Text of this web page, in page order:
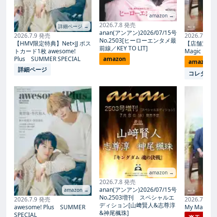
詳細ページ →
2026.7.9 発売
【HMV限定特典】Net×JJ ポス
トカード1枚 awesome!
Plus SUMMER SPECIAL
詳細ページ
amazon →
2026.7.9 発売
awesome! Plus SUMMER
SPECIAL
amazon →
2026.7.8 発売
anan(アンアン)2026/07/15号
No.2503[ヒーローエンタメ最
前線／KEY TO LIT]
amazon
amazon →
2026.7.8 発売
anan(アンアン)2026/07/15号
No.2503増刊 スペシャルエ
ディション[山﨑賢人&志尊淳
&神尾楓珠]
2026.7.27
【店舗別
Magic
amazon
コレタメ
2026.7.27
My Magic